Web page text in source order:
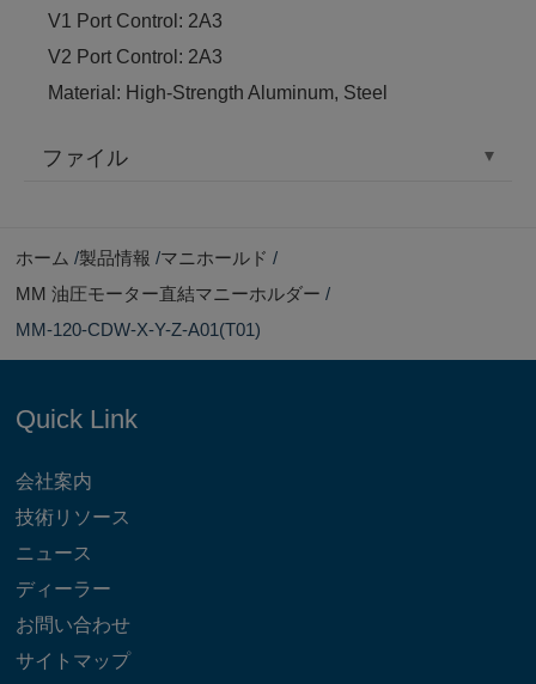
V1 Port Control: 2A3
V2 Port Control: 2A3
Material: High-Strength Aluminum, Steel
ファイル
ホーム 製品情報
マニホールド
MM 油圧モーター直結マニーホルダー
MM-120-CDW-X-Y-Z-A01(T01)
Quick Link
会社案内
技術リソース
ニュース
ディーラー
お問い合わせ
サイトマップ